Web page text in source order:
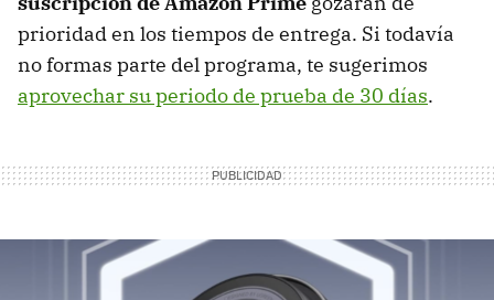
prioridad en los tiempos de entrega. Si todavía
no formas parte del programa, te sugerimos
aprovechar su periodo de prueba de 30 días.